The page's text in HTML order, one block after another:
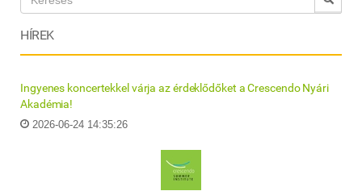
HÍREK
Ingyenes koncertekkel várja az érdeklődőket a Crescendo Nyári
Akadémia!
2026-06-24 14:35:26